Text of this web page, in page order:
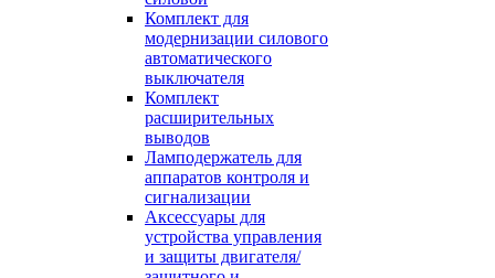
Комплект для
модернизации силового
автоматического
выключателя
Комплект
расширительных
выводов
Ламподержатель для
аппаратов контроля и
сигнализации
Аксессуары для
устройства управления
и защиты двигателя/